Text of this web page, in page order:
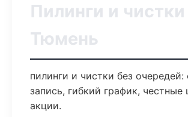
Пилинги и чистки
Тюмень
пилинги и чистки без очередей:
запись, гибкий график, честные
акции.